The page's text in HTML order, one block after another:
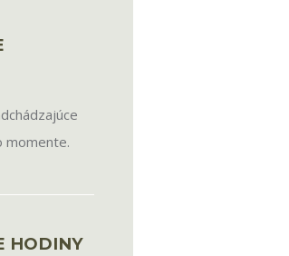
momente.
HODINY